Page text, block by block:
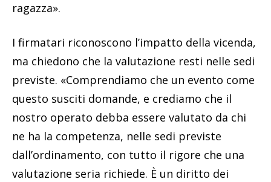
ragazza».
I firmatari riconoscono l’impatto della vicenda,
ma chiedono che la valutazione resti nelle sedi
previste. «Comprendiamo che un evento come
questo susciti domande, e crediamo che il
nostro operato debba essere valutato da chi
ne ha la competenza, nelle sedi previste
dall’ordinamento, con tutto il rigore che una
valutazione seria richiede. È un diritto dei